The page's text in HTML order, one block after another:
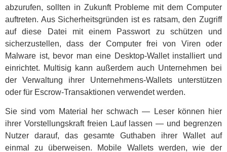
abzurufen, sollten in Zukunft Probleme mit dem Computer
auftreten. Aus Sicherheitsgründen ist es ratsam, den Zugriff
auf diese Datei mit einem Passwort zu schützen und
sicherzustellen, dass der Computer frei von Viren oder
Malware ist, bevor man eine Desktop-Wallet installiert und
einrichtet. Multisig kann außerdem auch Unternehmen bei
der Verwaltung ihrer Unternehmens-Wallets unterstützen
oder für Escrow-Transaktionen verwendet werden.
Sie sind vom Material her schwach — Leser können hier
ihrer Vorstellungskraft freien Lauf lassen — und begrenzen
Nutzer darauf, das gesamte Guthaben ihrer Wallet auf
einmal zu überweisen. Mobile Wallets werden, wie der